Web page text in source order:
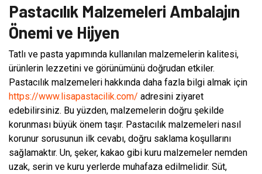
Pastacılık Malzemeleri Ambalajın
Önemi ve Hijyen
Tatlı ve pasta yapımında kullanılan malzemelerin kalitesi,
ürünlerin lezzetini ve görünümünü doğrudan etkiler.
Pastacılık malzemeleri hakkında daha fazla bilgi almak için
https://www.lisapastacilik.com/ adresini ziyaret
edebilirsiniz. Bu yüzden, malzemelerin doğru şekilde
korunması büyük önem taşır. Pastacılık malzemeleri nasıl
korunur sorusunun ilk cevabı, doğru saklama koşullarını
sağlamaktır. Un, şeker, kakao gibi kuru malzemeler nemden
uzak, serin ve kuru yerlerde muhafaza edilmelidir. Süt,